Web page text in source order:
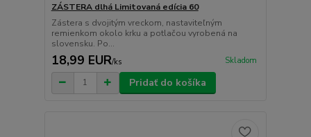
ZÁSTERA dlhá Limitovaná edícia 60
Zástera s dvojitým vreckom, nastaviteľným
remienkom okolo krku a potlačou vyrobená na
slovensku. Po...
18,99 EUR/ks Skladom
Pridať do košíka